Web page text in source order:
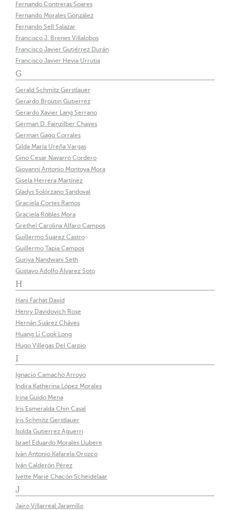
Fernando Contreras Soares
Fernando Morales González
Fernando Sell Salazar
Francisco J. Brenes Villalobos
Francisco Javier Gutiérrez Durán
Francisco Javier Hevia Urrutia
G
Gerald Schmitz Gerstlauer
Gerardo Broutin Gutierrez
Gerardo Xavier Lang Serrano
German D. Fainzilber Chaves
German Gago Corrales
Gilda María Ureña Vargas
Gino Cesar Navarro Cordero
Giovanni Antonio Montoya Mora
Gisela Herrera Martínez
Gladys Solórzano Sandoval
Graciela Cortes Ramos
Graciela Robles Mora
Grethel Carolina Alfaro Campos
Guillermo Suarez Castro
Guillermo Tapia Campos
Guriya Nandwani Seth
Gustavo Adolfo Álvarez Soto
H
Hani Farhat David
Henry Davidovich Rose
Hernán Suárez Cháves
Huang Li Cook Long
Hugo Villegas Del Carpio
I
Ignacio Camacho Arroyo
Indira Katherina López Morales
Irina Guido Mena
Iris Esmeralda Chin Casal
Iris Schmitz Gerstlauer
Isolda Gutierrez Aguerri
Israel Eduardo Morales Llubere
Iván Antonio Kafarela Orozco
Iván Calderón Pérez
Ivette Marie Chacón Scheidelaar
J
Jairo Villarreal Jaramillo